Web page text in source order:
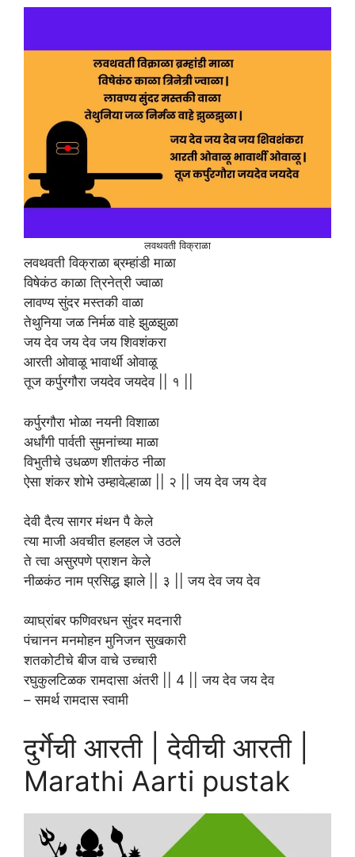
लवथवती विक्राळा
लवथवती विक्राळा ब्रम्हांडी माळा
विषेकंठ काळा त्रिनेत्री ज्वाळा
लावण्य सुंदर मस्तकी वाळा
तेथुनिया जळ निर्मळ वाहे झुळझुळा
जय देव जय देव जय शिवशंकरा
आरती ओवाळू भावार्थी ओवाळू
तूज कर्पुरगौरा जयदेव जयदेव || १ ||
कर्पुरगौरा भोळा नयनी विशाळा
अर्धांगी पार्वती सुमनांच्या माळा
विभुतीचे उधळण शीतकंठ नीळा
ऐसा शंकर शोभे उम्हावेल्हाळा || २ || जय देव जय देव
देवी दैत्य सागर मंथन पै केले
त्या माजी अवचीत हलहल जे उठले
ते त्वा असुरपणे प्राशन केले
नीळकंठ नाम प्रसिद्ध झाले || ३ || जय देव जय देव
व्याघ्रांबर फणिवरधन सुंदर मदनारी
पंचानन मनमोहन मुनिजन सुखकारी
शतकोटीचे बीज वाचे उच्चारी
रघुकुलटिळक रामदासा अंतरी || 4 || जय देव जय देव
– समर्थ रामदास स्वामी
दुर्गेची आरती | देवीची आरती |
Marathi Aarti pustak